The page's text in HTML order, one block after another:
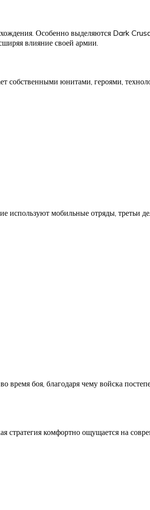
Особенно выделяются Dark
влияние своей армии.
собственными юнитами, героями,
мобильные отряды, третьи
боя, благодаря чему войска
стратегия комфортно ощущается на